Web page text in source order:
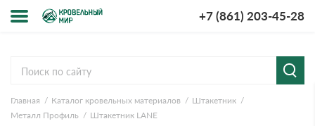
+7 (861) 203-45-28
компании
и оплата
Главная Каталог кровельных материалов
Штакетник
Металл Профиль
Штакетник LАNE